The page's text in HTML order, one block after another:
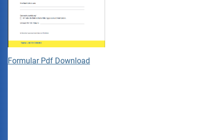
Formular Pdf Download